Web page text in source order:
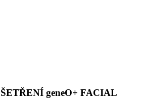
geneO+ FACIAL